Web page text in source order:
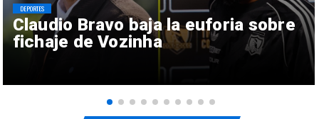
Claudio Bravo baja la euforia sobre
fichaje de Vozinha
DEPORTES